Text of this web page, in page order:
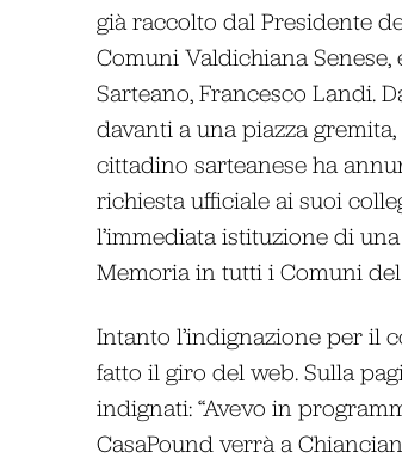
già raccolto dal Presidente
Comuni Valdichiana Senese,
Sarteano, Francesco Landi.
davanti a una piazza
cittadino sarteanese ha
richiesta ufficiale ai suoi
l’immediata istituzione di
Memoria in tutti i Comuni
Intanto l’indignazione per il
fatto il giro del web. Sulla
indignati: “Avevo in
CasaPound verrà a